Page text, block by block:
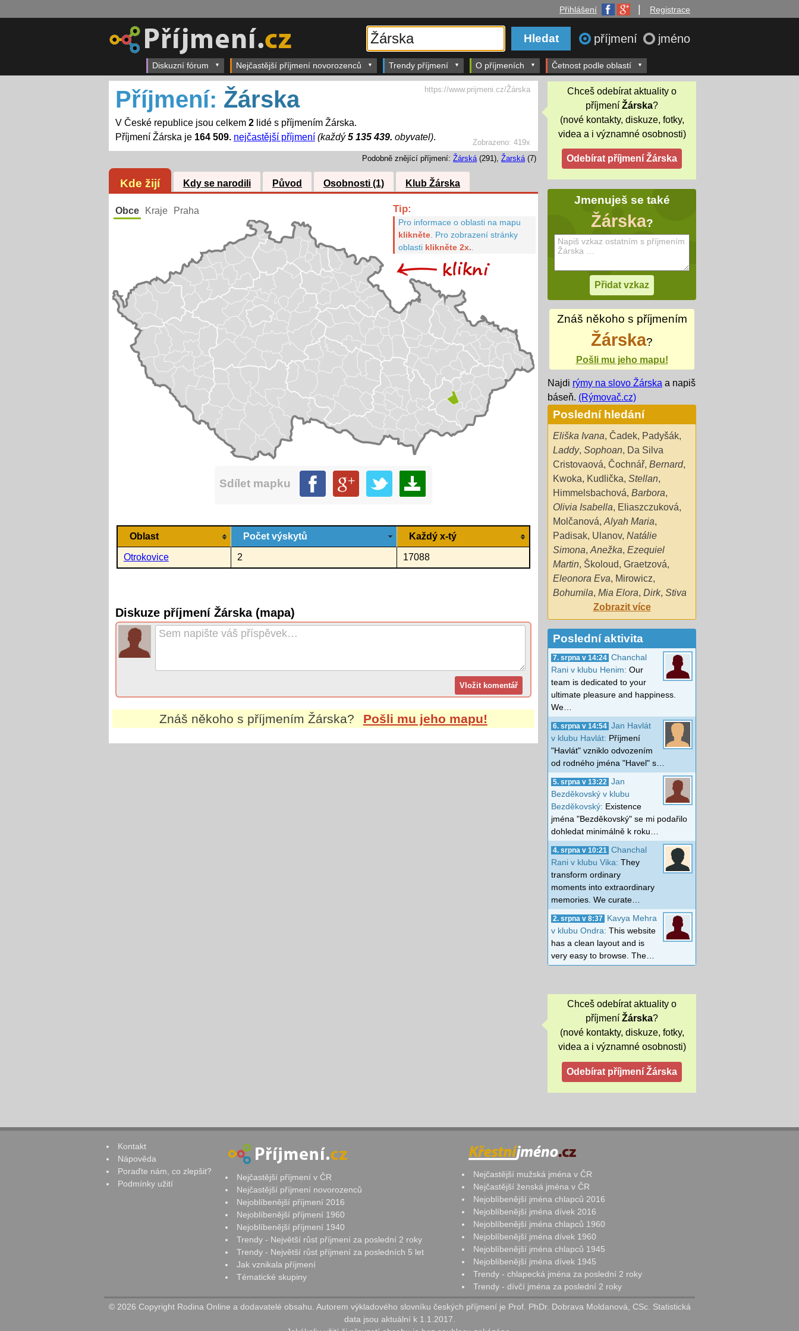
Přihlášení Registrace
příjmení jméno
Diskuzní fórum Nejčastější příjmení novorozenců Trendy příjmení O příjmeních Četnost podle oblastí
Zobrazeno:419x
Příjmení: Žárska
V České republice jsou celkem 2lidé s příjmením Žárska.
Příjmení Žárska je 164 509. nejčastější příjmení (každý5 135 439. obyvatel).
https://www.prijmeni.cz/Žárska
Podobně znějící příjmení: Žárská(291), Žarská(7)
Kde žijí Kdy se narodili Původ Osobnosti (1) Klub Žárska
Obce Kraje Praha Tip:
Pro informace o oblasti na mapu
klikněte. Pro zobrazení stránky
oblasti klikněte 2x.
Sdílet mapku
Oblast Počet výskytů Každý x-tý
Otrokovice 2 17088
Diskuze příjmení Žárska (mapa)
Znáš někoho s příjmením Žárska? Pošli mu jeho mapu!
Chceš odebírat aktuality o
příjmení Žárska?
(nové kontakty, diskuze, fotky,
videa a i významné osobnosti)
Jmenuješ se také
Žárska?
Znáš někoho s příjmením
Žárska?
Pošli mu jeho mapu!
Najdi rýmy na slovo Žárska a napiš
báseň. (Rýmovač.cz)
Poslední hledání
Eliška Ivana, Čadek, Padyšák,
Laddy, Sophoan, Da Silva
Cristovaová, Čochnář, Bernard,
Kwoka, Kudlička, Stellan,
Himmelsbachová, Barbora,
Olivia Isabella, Eliaszczuková,
Molčanová, Alyah Maria,
Padisak, Ulanov, Natálie
Simona, Anežka, Ezequiel
Martin, Školoud, Graetzová,
Eleonora Eva, Mirowicz,
Bohumila, Mia Elora, Dirk, Stiva
Zobrazit více
Poslední aktivita
7. srpna v 14:24 Chanchal
Rani v klubu Henim: Our
team is dedicated to your
ultimate pleasure and happiness.
We…
6. srpna v 14:54 Jan Havlát
v klubu Havlát: Příjmení
"Havlát" vzniklo odvozením
od rodného jména "Havel" s…
5. srpna v 13:22
Jan
Bezděkovský v klubu
Bezděkovský: Existence
jména "Bezděkovský" se mi podařilo
dohledat minimálně k roku…
4. srpna v 10:21
Chanchal
Rani v klubu Vika: They
transform ordinary
moments into extraordinary
memories. We curate…
2. srpna v 8:37
Kavya Mehra
v klubu Ondra: This website
has a clean layout and is
very easy to browse. The…
Chceš odebírat aktuality o
příjmení Žárska?
(nové kontakty, diskuze, fotky,
videa a i významné osobnosti)
Kontakt
Nápověda
Poraďte nám, co zlepšit?
Podmínky užití
Nejčastější příjmení v ČR
Nejčastější příjmení novorozenců
Nejoblíbenější příjmení 2016
Nejoblíbenější příjmení 1960
Nejoblíbenější příjmení 1940
Trendy - Největší růst příjmení za poslední 2 roky
Trendy - Největší růst příjmení za posledních 5 let
Jak vznikala příjmení
Tématické skupiny
Nejčastější mužská jména v ČR
Nejčastější ženská jména v ČR
Nejoblíbenější jména chlapců 2016
Nejoblíbenější jména dívek 2016
Nejoblíbenější jména chlapců 1960
Nejoblíbenější jména dívek 1960
Nejoblíbenější jména chlapců 1945
Nejoblíbenější jména dívek 1945
Trendy - chlapecká jména za poslední 2 roky
Trendy - dívčí jména za poslední 2 roky
© 2026 Copyright Rodina Online a dodavatelé obsahu. Autorem výkladového slovníku českých příjmení je Prof. PhDr. Dobrava Moldanová, CSc. Statistická
data jsou aktuální k 1.1.2017.